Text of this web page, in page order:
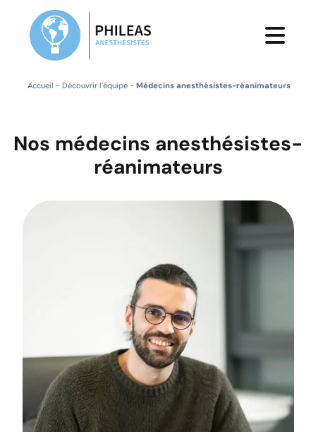
Accueil - Découvrir l’équipe- Médecins anesthésistes-réanimateurs
Nos médecins anesthésistes-
réanimateurs